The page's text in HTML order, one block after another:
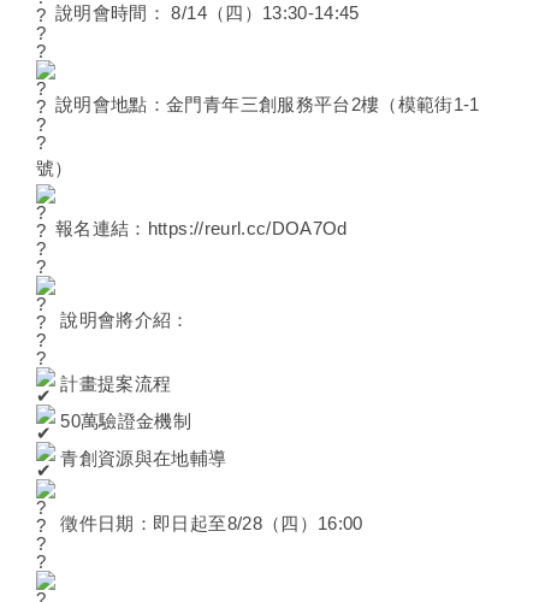
說明會時間： 8/14（四）13:30-14:45
說明會地點：金門青年三創服務平台2樓（模範街1-1
號）
報名連結： https://reurl.cc/DOA7Od
說明會將介紹：
計畫提案流程
50萬驗證金機制
青創資源與在地輔導
徵件日期：即日起至8/28（四）16:00